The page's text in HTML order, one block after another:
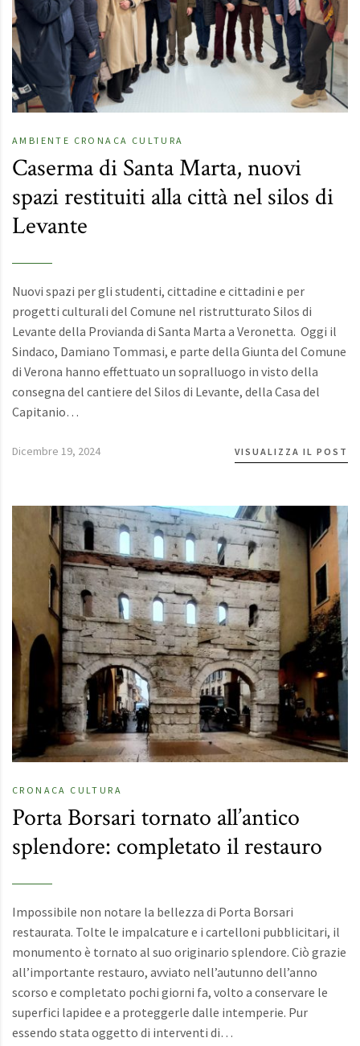
AMBIENTE CRONACA CULTURA
Caserma di Santa Marta, nuovi
spazi restituiti alla città nel silos di
Levante
Nuovi spazi per gli studenti, cittadine e cittadini e per
progetti culturali del Comune nel ristrutturato Silos di
Levante della Provianda di Santa Marta a Veronetta. Oggi il
Sindaco, Damiano Tommasi, e parte della Giunta del Comune
di Verona hanno effettuato un sopralluogo in visto della
consegna del cantiere del Silos di Levante, della Casa del
Capitanio…
Dicembre 19, 2024 VISUALIZZA IL POST
CRONACA CULTURA
Porta Borsari tornato all’antico
splendore: completato il restauro
Impossibile non notare la bellezza di Porta Borsari
restaurata. Tolte le impalcature e i cartelloni pubblicitari, il
monumento è tornato al suo originario splendore. Ciò grazie
all’importante restauro, avviato nell’autunno dell’anno
scorso e completato pochi giorni fa, volto a conservare le
superfici lapidee e a proteggerle dalle intemperie. Pur
essendo stata oggetto di interventi di…